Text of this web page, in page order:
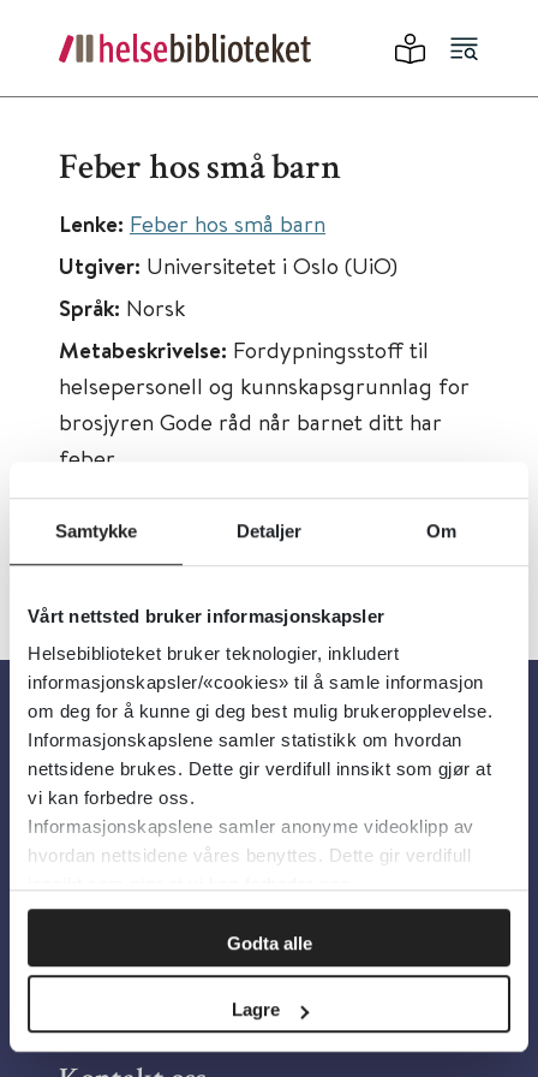
Samtykke Detaljer Om
Vårt nettsted bruker informasjonskapsler
Helsebiblioteket bruker teknologier, inkludert
informasjonskapsler/«cookies» til å samle informasjon
om deg for å kunne gi deg best mulig brukeropplevelse.
Informasjonskapslene samler statistikk om hvordan
nettsidene brukes. Dette gir verdifull innsikt som gjør at
vi kan forbedre oss.
Informasjonskapslene samler anonyme videoklipp av
hvordan nettsidene våres benyttes. Dette gir verdifull
Godta alle
Lagre
Feber hos små barn
Lenke: Feber hos små barn
Utgiver: Universitetet i Oslo (UiO)
Språk: Norsk
Metabeskrivelse: Fordypningsstoff til
helsepersonell og kunnskapsgrunnlag for
brosjyren Gode råd når barnet ditt har
feber.
Om oss
Om Helsebiblioteket
Personvern og informasjonskapsler
Tilgjengelighetserklæring
Information in English
Bilder fra Colourbox.com